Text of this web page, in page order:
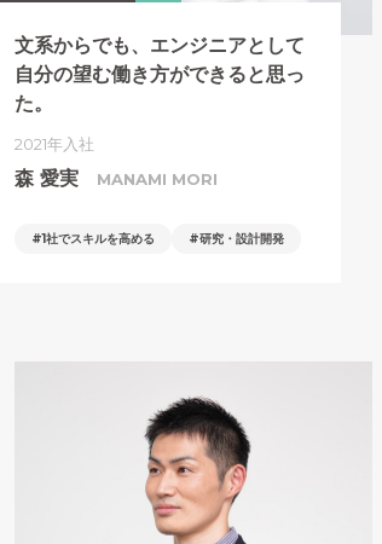
文系からでも、エンジニアとして
自分の望む働き方ができると思っ
た。
2021年入社
森 愛実 MANAMI MORI
1社でスキルを高める 研究・設計開発